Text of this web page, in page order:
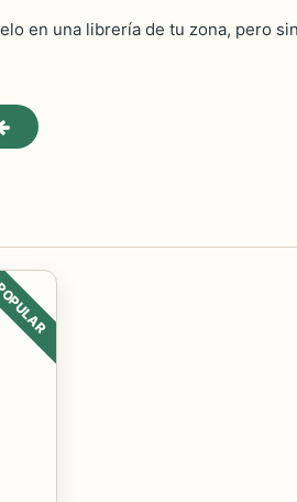
en una librería de tu zona, pero